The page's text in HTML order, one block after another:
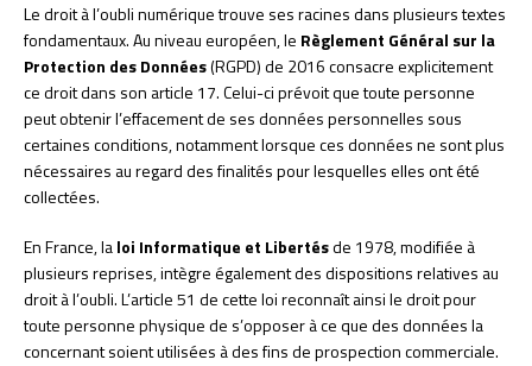
Le droit à l’oubli numérique trouve ses racines dans plusieurs textes
fondamentaux. Au niveau européen, le Règlement Général sur la
Protection des Données(RGPD) de 2016 consacre explicitement
ce droit dans son article 17. Celui-ci prévoit que toute personne
peut obtenir l’effacement de ses données personnelles sous
certaines conditions, notamment lorsque ces données ne sont plus
nécessaires au regard des finalités pour lesquelles elles ont été
collectées.
En France, laloi Informatique et Libertésde 1978, modifiée à
plusieurs reprises, intègre également des dispositions relatives au
droit à l’oubli. L’article 51 de cette loi reconnaît ainsi le droit pour
toute personne physique de s’opposer à ce que des données la
concernant soient utilisées à des fins de prospection commerciale.